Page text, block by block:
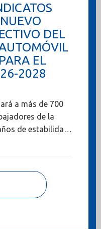
DEL
EL
2028
a más de 700
de la
de estabilidad,